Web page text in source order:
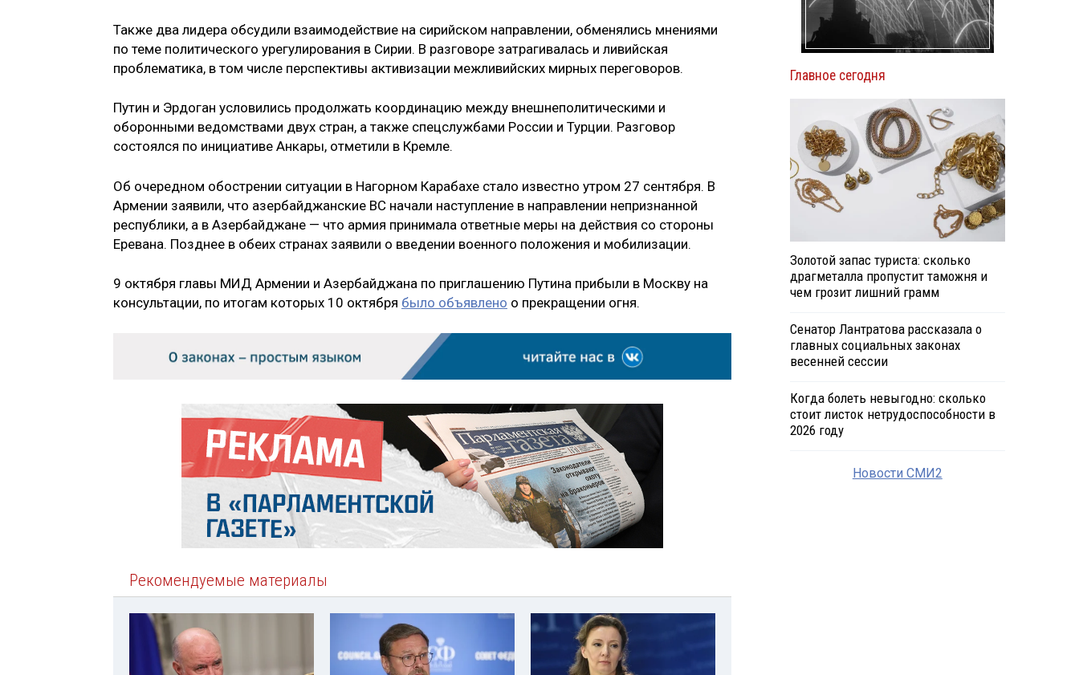
Также два лидера обсудили взаимодействие на сирийском направлении, обменялись мнениями
по теме политического урегулирования в Сирии. В разговоре затрагивалась и ливийская
проблематика, в том числе перспективы активизации межливийских мирных переговоров.
Путин и Эрдоган условились продолжать координацию между внешнеполитическими и
оборонными ведомствами двух стран, а также спецслужбами России и Турции. Разговор
состоялся по инициативе Анкары, отметили в Кремле.
Об очередном обострении ситуации в Нагорном Карабахе стало известно утром 27 сентября. В
Армении заявили, что азербайджанские ВС начали наступление в направлении непризнанной
республики, а в Азербайджане — что армия принимала ответные меры на действия со стороны
Еревана. Позднее в обеих странах заявили о введении военного положения и мобилизации.
9 октября главы МИД Армении и Азербайджана по приглашению Путина прибыли в Москву на
консультации, по итогам которых 10 октября было объявлено о прекращении огня.
Рекомендуемые материалы
Главное сегодня
Золотой запас туриста: сколько
драгметалла пропустит таможня и
чем грозит лишний грамм
Сенатор Лантратова рассказала о
главных социальных законах
весенней сессии
Когда болеть невыгодно: сколько
стоит листок нетрудоспособности в
2026 году
Новости СМИ2